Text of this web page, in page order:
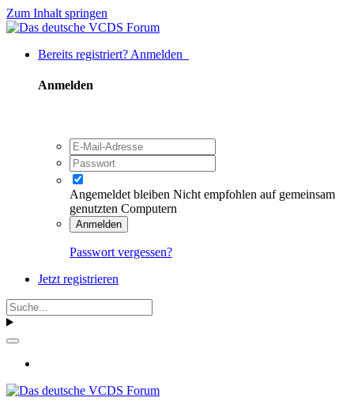
Zum Inhalt springen
Bereits registriert? Anmelden
Anmelden
Angemeldet bleiben Nicht empfohlen auf gemeinsam
genutzten Computern
Anmelden
Passwort vergessen?
Jetzt registrieren